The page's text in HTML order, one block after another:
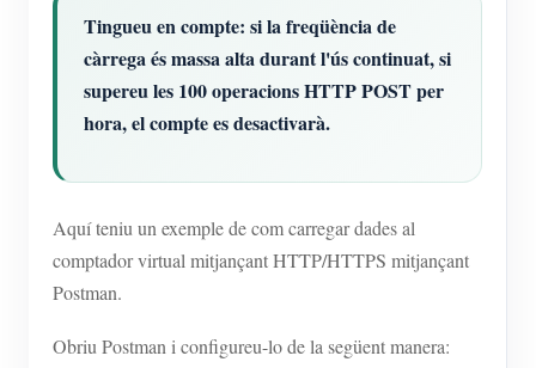
Tingueu en compte: si la freqüència de
càrrega és massa alta durant l'ús continuat, si
supereu les 100 operacions HTTP POST per
hora, el compte es desactivarà.
Aquí teniu un exemple de com carregar dades al
comptador virtual mitjançant HTTP/HTTPS mitjançant
Postman.
Obriu Postman i configureu-lo de la següent manera: